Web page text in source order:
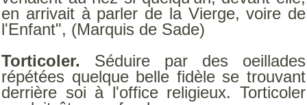
en arrivait à parler de la Vierge, voire de
l'Enfant", (Marquis de Sade)
Torticoler. Séduire par des oeillades
répétées quelque belle fidèle se trouvant
derrière soi à l'office religieux. Torticoler